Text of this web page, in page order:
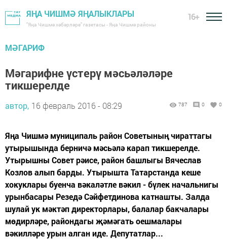
ЯҢА ЧИШМӘ ЯҢАЛЫКЛАРЫ
"Яңа Чишмә хәбәрләре" газетасы - Яңа Чишмә районы
16+
МӘГАРИФ
Мәгарифне үстерү мәсьәләләре
тикшерелде
автор, 16 февраль 2016 - 08:29 787 0 0
Яңа Чишмә муниципаль район Советының чираттагы
утырышында берничә мәсьәлә карап тикшерелде.
Утырышны Совет рәисе, район башлыгы Вячеслав
Козлов алып барды. Утырышта Татарстанда кеше
хокуклары буенча вәкаләтле вәкил - бүлек начальнигы
урынбасары Резедә Сәйфетдинова катнашты. Залда
шулай ук мәктәп директорлары, балалар бакчалары
мөдирләре, райондагы җәмәгать оешмалары
вәкилләре урын алган иде. Депутатлар...